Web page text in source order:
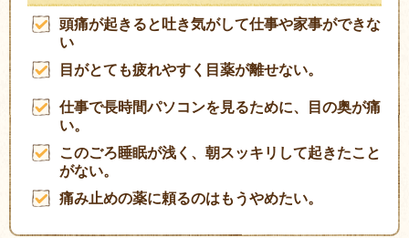
頭痛が起きると吐き気がして仕事や家事ができな
い
目がとても疲れやすく目薬が離せない。
仕事で長時間パソコンを見るために、目の奥が痛
い。
このごろ睡眠が浅く、朝スッキリして起きたこと
がない。
痛み止めの薬に頼るのはもうやめたい。